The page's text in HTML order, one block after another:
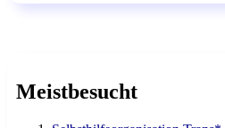
Meistbesucht